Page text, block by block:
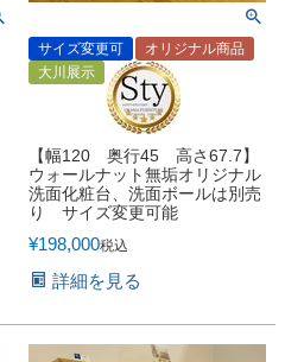
サイズ変更可
オリジナル商品
大川展示
【幅120 奥行45 高さ67.7】
ウォールナット無垢オリジナル
洗面化粧台、洗面ボールは別売
り サイズ変更可能
¥198,000税込
詳細を見る